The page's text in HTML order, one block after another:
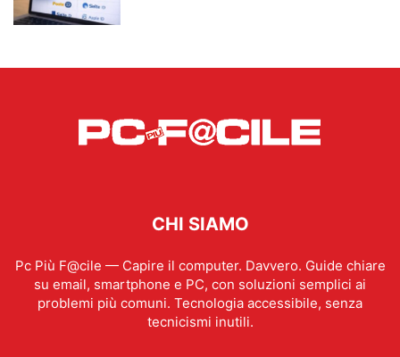
CHI SIAMO
Pc Più F@cile — Capire il computer. Davvero. Guide chiare
su email, smartphone e PC, con soluzioni semplici ai
problemi più comuni. Tecnologia accessibile, senza
tecnicismi inutili.